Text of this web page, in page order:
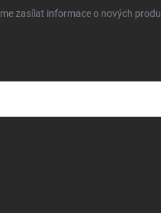
zasílat informace o nových